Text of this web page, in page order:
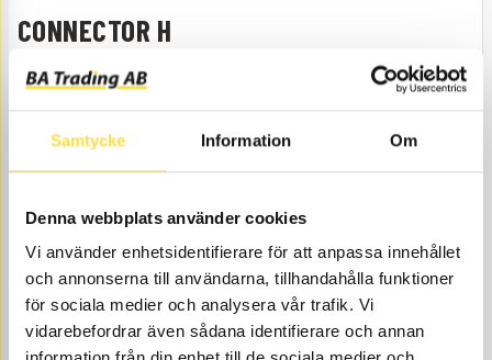
Samtycke Information Om
Denna webbplats använder cookies
Vi använder enhetsidentifierare för att anpassa innehållet
och annonserna till användarna, tillhandahålla funktioner
för sociala medier och analysera vår trafik. Vi
vidarebefordrar även sådana identifierare och annan
CONNECTOR H
Connector H is the new, smart connector which makes it
possible to either choose cable directions, or the third
connection can be used for a Calix battery charger.
Price, VAT excl.